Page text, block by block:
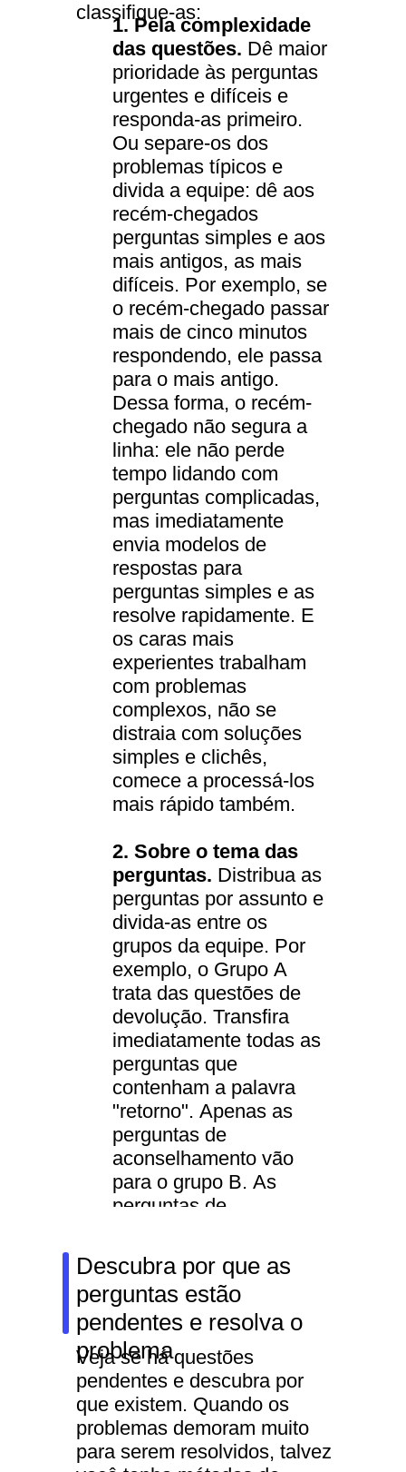
classifique-as:
1. Pela complexidade
das questões. Dê maior
prioridade às perguntas
urgentes e difíceis e
responda-as primeiro.
Ou separe-os dos
problemas típicos e
divida a equipe: dê aos
recém-chegados
perguntas simples e aos
mais antigos, as mais
difíceis. Por exemplo, se
o recém-chegado passar
mais de cinco minutos
respondendo, ele passa
para o mais antigo.
Dessa forma, o recém-
chegado não segura a
linha: ele não perde
tempo lidando com
perguntas complicadas,
mas imediatamente
envia modelos de
respostas para
perguntas simples e as
resolve rapidamente. E
os caras mais
experientes trabalham
com problemas
complexos, não se
distraia com soluções
simples e clichês,
comece a processá-los
mais rápido também.
2. Sobre o tema das
perguntas. Distribua as
perguntas por assunto e
divida-as entre os
grupos da equipe. Por
exemplo, o Grupo A
trata das questões de
devolução. Transfira
imediatamente todas as
perguntas que
contenham a palavra
"retorno". Apenas as
perguntas de
aconselhamento vão
para o grupo B. As
perguntas de
grupo C. Os funcionários
não terão que mudar
continuamente e entrar
em tarefas diferentes -
eles resolverão
problemas de tipo único
mais rapidamente.
Descubra por que as
perguntas estão
pendentes e resolva o
problema
Veja se há questões
pendentes e descubra por
que existem. Quando os
problemas demoram muito
para serem resolvidos, talvez